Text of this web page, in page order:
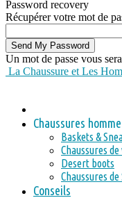
Password recovery
Récupérer votre mot de
Un mot de passe vous
La Chaussure et Les
Chaussures homme
Baskets &
Chaussures
Desert boots
Chaussures
Conseils